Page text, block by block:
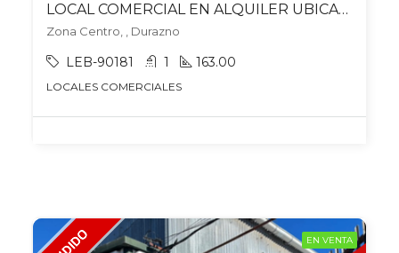
LOCAL COMERCIAL EN ALQUILER UBICADO EN DURAZNO
Zona Centro, , Durazno
LEB-90181 1 163.00
LOCALES COMERCIALES
EN VENTA